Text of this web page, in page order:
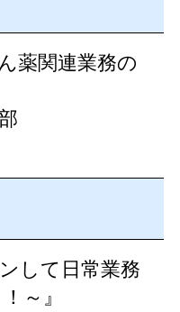
薬関連業務の
して日常業務
～』